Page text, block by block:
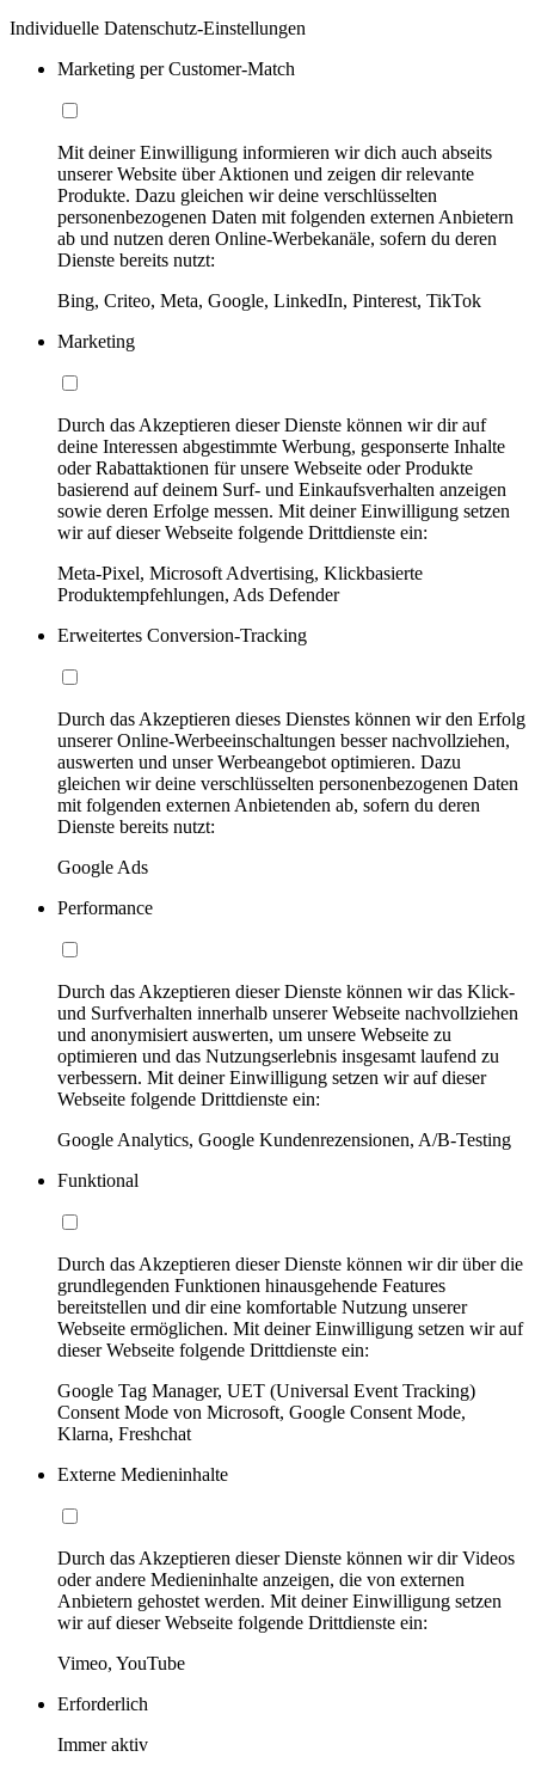
Individuelle Datenschutz-Einstellungen
Marketing per Customer-Match
Mit deiner Einwilligung informieren wir dich auch abseits
unserer Website über Aktionen und zeigen dir relevante
Produkte. Dazu gleichen wir deine verschlüsselten
personenbezogenen Daten mit folgenden externen Anbietern
ab und nutzen deren Online-Werbekanäle, sofern du deren
Dienste bereits nutzt:
Bing, Criteo, Meta, Google, LinkedIn, Pinterest, TikTok
Marketing
Durch das Akzeptieren dieser Dienste können wir dir auf
deine Interessen abgestimmte Werbung, gesponserte Inhalte
oder Rabattaktionen für unsere Webseite oder Produkte
basierend auf deinem Surf- und Einkaufsverhalten anzeigen
sowie deren Erfolge messen. Mit deiner Einwilligung setzen
wir auf dieser Webseite folgende Drittdienste ein:
Meta-Pixel, Microsoft Advertising, Klickbasierte
Produktempfehlungen, Ads Defender
Erweitertes Conversion-Tracking
Durch das Akzeptieren dieses Dienstes können wir den Erfolg
unserer Online-Werbeeinschaltungen besser nachvollziehen,
auswerten und unser Werbeangebot optimieren. Dazu
gleichen wir deine verschlüsselten personenbezogenen Daten
mit folgenden externen Anbietenden ab, sofern du deren
Dienste bereits nutzt:
Google Ads
Performance
Durch das Akzeptieren dieser Dienste können wir das Klick-
und Surfverhalten innerhalb unserer Webseite nachvollziehen
und anonymisiert auswerten, um unsere Webseite zu
optimieren und das Nutzungserlebnis insgesamt laufend zu
verbessern. Mit deiner Einwilligung setzen wir auf dieser
Webseite folgende Drittdienste ein:
Google Analytics, Google Kundenrezensionen, A/B-Testing
Funktional
Durch das Akzeptieren dieser Dienste können wir dir über die
grundlegenden Funktionen hinausgehende Features
bereitstellen und dir eine komfortable Nutzung unserer
Webseite ermöglichen. Mit deiner Einwilligung setzen wir auf
dieser Webseite folgende Drittdienste ein:
Google Tag Manager, UET (Universal Event Tracking)
Consent Mode von Microsoft, Google Consent Mode,
Klarna, Freshchat
Externe Medieninhalte
Durch das Akzeptieren dieser Dienste können wir dir Videos
oder andere Medieninhalte anzeigen, die von externen
Anbietern gehostet werden. Mit deiner Einwilligung setzen
wir auf dieser Webseite folgende Drittdienste ein:
Vimeo, YouTube
Erforderlich
Immer aktiv